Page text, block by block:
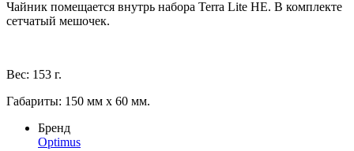
Чайник помещается внутрь набора Terra Lite HE. В комплекте
сетчатый мешочек.
Вес: 153 г.
Габариты: 150 мм х 60 мм.
Бренд
Optimus